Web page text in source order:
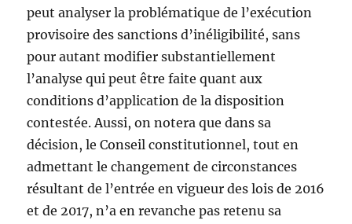
peut analyser la problématique de l’exécution
provisoire des sanctions d’inéligibilité, sans
pour autant modifier substantiellement
l’analyse qui peut être faite quant aux
conditions d’application de la disposition
contestée. Aussi, on notera que dans sa
décision, le Conseil constitutionnel, tout en
admettant le changement de circonstances
résultant de l’entrée en vigueur des lois de 2016
et de 2017, n’a en revanche pas retenu sa